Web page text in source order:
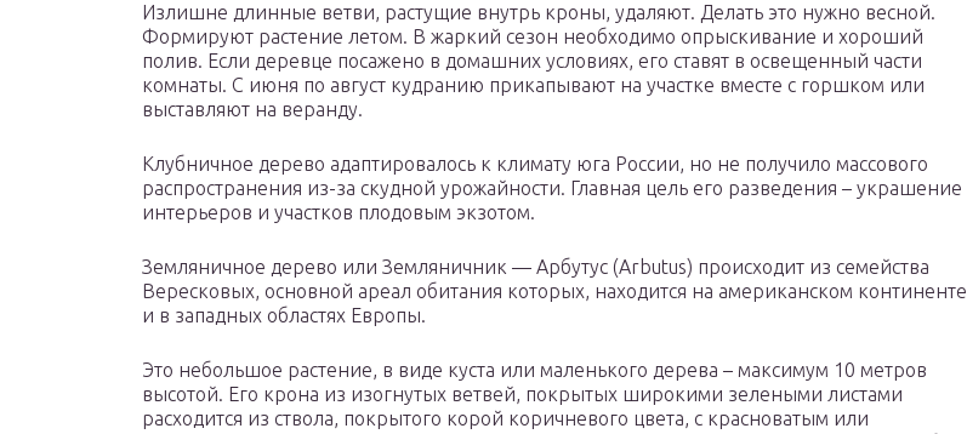
Излишне длинные ветви, растущие внутрь кроны, удаляют. Делать это нужно весной.
Формируют растение летом. В жаркий сезон необходимо опрыскивание и хороший
полив. Если деревце посажено в домашних условиях, его ставят в освещенный части
комнаты. С июня по август кудранию прикапывают на участке вместе с горшком или
выставляют на веранду.
Клубничное дерево адаптировалось к климату юга России, но не получило массового
распространения из-за скудной урожайности. Главная цель его разведения – украшение
интерьеров и участков плодовым экзотом.
Земляничное дерево или Земляничник — Арбутус (Arbutus) происходит из семейства
Вересковых, основной ареал обитания которых, находится на американском континенте
и в западных областях Европы.
Это небольшое растение, в виде куста или маленького дерева – максимум 10 метров
высотой. Его крона из изогнутых ветвей, покрытых широкими зелеными листами
расходится из ствола, покрытого корой коричневого цвета, с красноватым или